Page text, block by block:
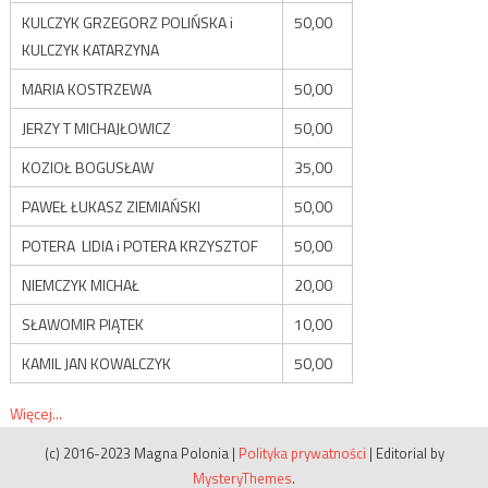
KULCZYK GRZEGORZ POLIŃSKA i
KULCZYK KATARZYNA
50,00
MARIA KOSTRZEWA
50,00
JERZY T MICHAJŁOWICZ
50,00
KOZIOŁ BOGUSŁAW
35,00
PAWEŁ ŁUKASZ ZIEMIAŃSKI
50,00
POTERA LIDIA i POTERA KRZYSZTOF
50,00
NIEMCZYK MICHAŁ
20,00
SŁAWOMIR PIĄTEK
10,00
KAMIL JAN KOWALCZYK
50,00
Więcej...
(c) 2016-2023 Magna Polonia | Polityka prywatności | Editorial by
MysteryThemes.